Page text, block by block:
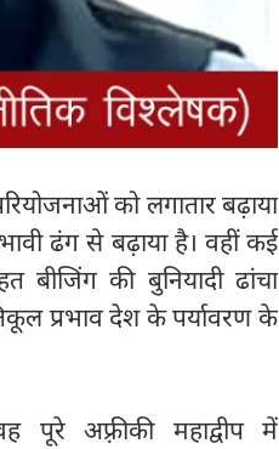
को लगातार बढ़ाया
ढंग से बढ़ाया है। वहीं कई
बीजिंग की बुनियादी ढांचा
प्रभाव देश के पर्यावरण के
अफ़्रीकी महाद्वीप में